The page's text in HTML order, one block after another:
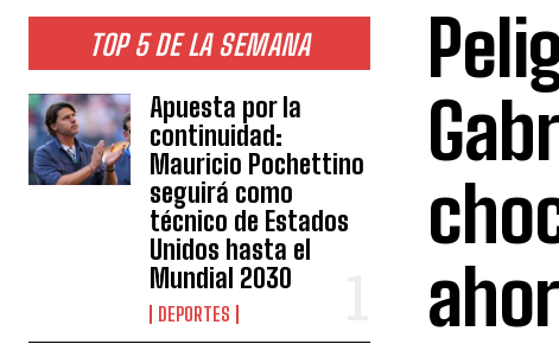
TOP 5 DE LA SEMANA
Apuesta por la
continuidad:
Mauricio Pochettino
seguirá como
técnico de Estados
Unidos hasta el
Mundial 2030
DEPORTES